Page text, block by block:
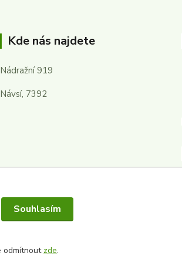
Kde nás najdete
Nádražní 919
Návsí, 7392
Souhlasím
odmítnout zde.